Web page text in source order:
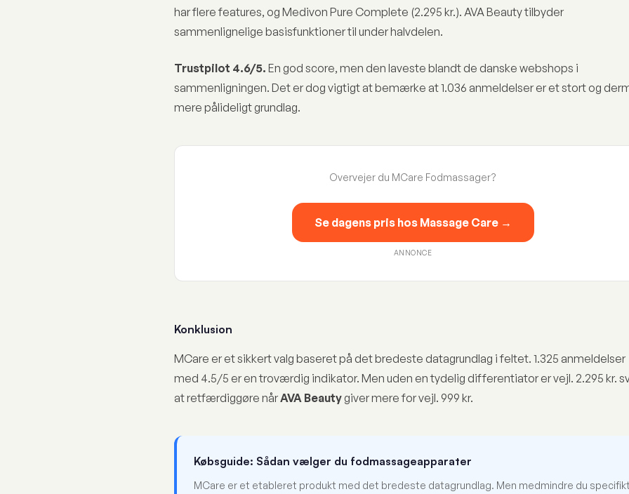
har flere features, og Medivon Pure Complete (2.295 kr.). AVA Beauty tilbyder
sammenlignelige basisfunktioner til under halvdelen.
Trustpilot 4.6/5. En god score, men den laveste blandt de danske webshops i
sammenligningen. Det er dog vigtigt at bemærke at 1.036 anmeldelser er et stort og
mere pålideligt grundlag.
Overvejer du MCare Fodmassager?
Se dagens pris hos Massage Care →
ANNONCE
Konklusion
MCare er et sikkert valg baseret på det bredeste datagrundlag i feltet. 1.325 anmeldelser
med 4.5/5 er en troværdig indikator. Men uden en tydelig differentiator er vejl. 2.295 kr.
at retfærdiggøre nårAVA Beauty giver mere for vejl. 999 kr.
Købsguide: Sådan vælger du fodmassageapparater
MCare er et etableret produkt med det bredeste datagrundlag. Men medmindre du